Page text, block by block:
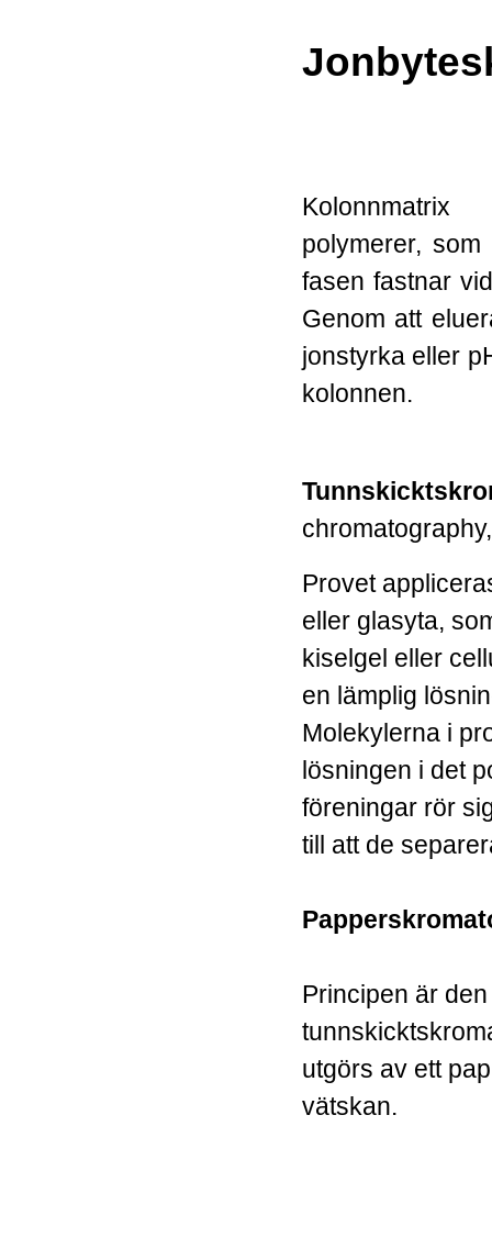
polymerer,
fasen fastnar
Genom att
jonstyrka eller
kolonnen.
Provet
eller glasyta,
kiselgel eller
en lämplig
Molekylerna i
lösningen i det
föreningar rör
till att de
Principen är
utgörs av ett
vätskan.